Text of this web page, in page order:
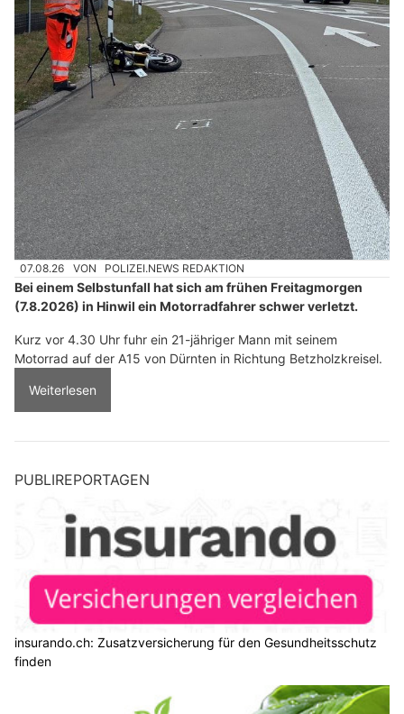
07.08.26 VON POLIZEI.NEWS REDAKTION
Bei einem Selbstunfall hat sich am frühen Freitagmorgen
(7.8.2026) in Hinwil ein Motorradfahrer schwer verletzt.
Kurz vor 4.30 Uhr fuhr ein 21-jähriger Mann mit seinem
Motorrad auf der A15 von Dürnten in Richtung Betzholzkreisel.
Weiterlesen
PUBLIREPORTAGEN
insurando.ch: Zusatzversicherung für den Gesundheitsschutz
finden